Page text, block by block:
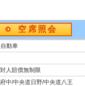
空席照会
動車
人賠償無制限
中/中央道日野/中央道八王